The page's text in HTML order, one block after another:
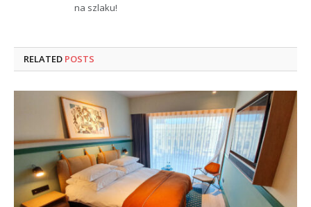
na szlaku!
RELATED POSTS